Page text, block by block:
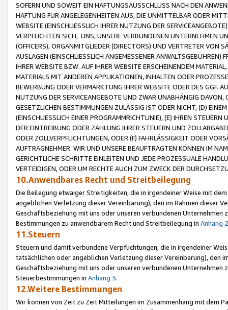
SOFERN UND SOWEIT EIN HAFTUNGSAUSSCHLUSS NACH DEN
HAFTUNG FÜR ANGELEGENHEITEN AUS, DIE UNMITTELBAR ODER
WEBSITE (EINSCHLIESSLICH IHRER NUTZUNG DER
VERPFLICHTEN SICH, UNS, UNSERE VERBUNDENEN UNTERNEHMEN
(OFFICERS), ORGANMITGLIEDER (DIRECTORS) UND VERTRETER VON
AUSLAGEN (EINSCHLIESSLICH ANGEMESSENER
IHRER WEBSITE BZW. AUF IHRER WEBSITE ERSCHEINENDEM
MATERIALS MIT ANDEREN APPLIKATIONEN, INHALTEN ODER
BEWERBUNG ODER VERMARKTUNG IHRER WEBSITE ODER DES GGF.
NUTZUNG DER SERVICEANGEBOTE UND ZWAR UNABHÄNGIG
GESETZLICHEN BESTIMMUNGEN ZULÄSSIG IST ODER NICHT, (D)
(EINSCHLIESSLICH EINER PROGRAMMRICHTLINIE), (E) IHREN
DER EINTREIBUNG ODER ZAHLUNG IHRER STEUERN UND
ODER ZOLLVERPFLICHTUNGEN, ODER (F) FAHRLÄSSIGKEIT ODER
AUFTRAGNEHMER. WIR UND UNSERE BEAUFTRAGTEN KÖNNEN IM
GERICHTLICHE SCHRITTE EINLEITEN UND JEDE PROZESSUALE
VERTEIDIGEN, ODER UM RECHTE AUCH ZUM ZWECK DER
10.Anwendbares Recht und Streitbeilegung
Die Beilegung etwaiger Streitigkeiten, die in irgendeiner Weise mit
angeblichen Verletzung dieser Vereinbarung), den im Rahmen dieser
Geschäftsbeziehung mit uns oder unseren verbundenen
Bestimmungen zu anwendbarem Recht und Streitbeilegung in Anhang 2
11.Steuern
Steuern und damit verbundene Verpflichtungen, die in irgendeiner
tatsächlichen oder angeblichen Verletzung dieser Vereinbarung), den
Geschäftsbeziehung mit uns oder unseren verbundenen
Steuerbestimmungen in Anhang 3.
12.Weitere Bestimmungen
Wir können von Zeit zu Zeit Mitteilungen im Zusammenhang mit dem